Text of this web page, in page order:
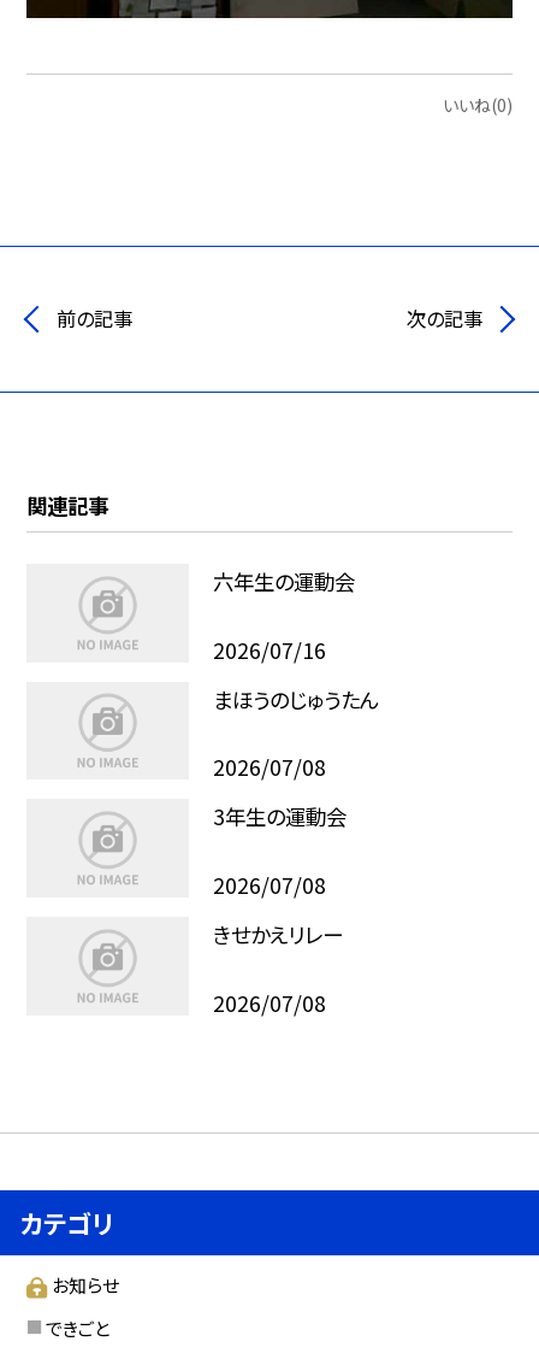
いいね(0)
前の記事 次の記事
関連記事
六年生の運動会
2026/07/16
まほうのじゅうたん
2026/07/08
3年生の運動会
2026/07/08
きせかえリレー
2026/07/08
カテゴリ
お知らせ
できごと